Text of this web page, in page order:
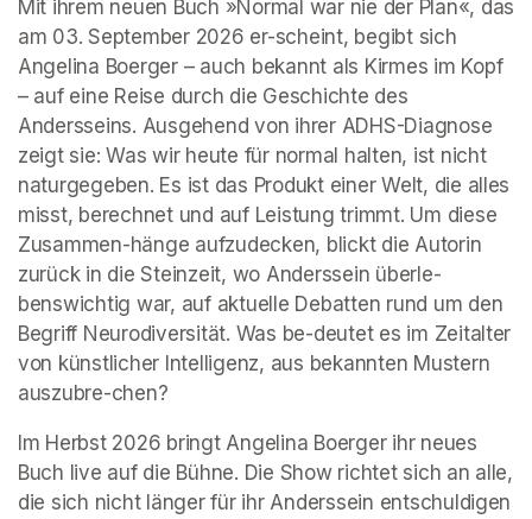
Mit ihrem neuen Buch »Normal war nie der Plan«, das
am 03. September 2026 er-scheint, begibt sich
Angelina Boerger – auch bekannt als Kirmes im Kopf
– auf eine Reise durch die Geschichte des
Andersseins. Ausgehend von ihrer ADHS-Diagnose
zeigt sie: Was wir heute für normal halten, ist nicht
naturgegeben. Es ist das Produkt einer Welt, die alles
misst, berechnet und auf Leistung trimmt. Um diese
Zusammen-hänge aufzudecken, blickt die Autorin
zurück in die Steinzeit, wo Anderssein überle-
benswichtig war, auf aktuelle Debatten rund um den
Begriff Neurodiversität. Was be-deutet es im Zeitalter
von künstlicher Intelligenz, aus bekannten Mustern
auszubre-chen?
Im Herbst 2026 bringt Angelina Boerger ihr neues
Buch live auf die Bühne. Die Show richtet sich an alle,
die sich nicht länger für ihr Anderssein entschuldigen